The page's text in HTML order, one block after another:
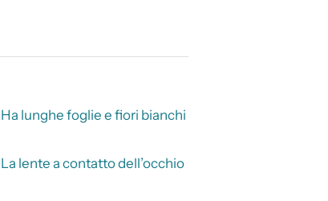
Ha lunghe foglie e fiori bianchi
La lente a contatto dell’occhio